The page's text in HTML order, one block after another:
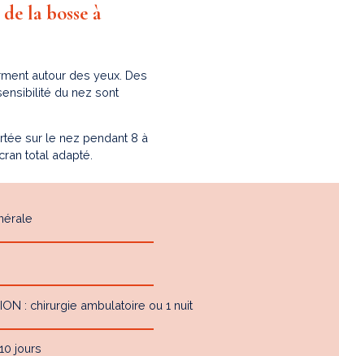
la bosse à
autour des yeux. Des
du nez sont
sur le nez pendant 8 à
total adapté.
: chirurgie ambulatoire ou 1 nuit
jours